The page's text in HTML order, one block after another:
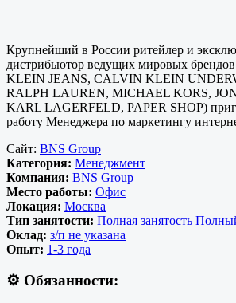
Крупнейший в России ритейлер и
дистрибьютор ведущих мировых
KLEIN JEANS, CALVIN KLEIN
RALPH LAUREN, MICHAEL KORS,
KARL LAGERFELD, PAPER SHOP)
работу Менеджера по маркетингу
Сайт: BNS Group
Категория: Менеджмент
Компания: BNS Group
Место работы: Офис
Локация: Москва
Тип занятости: Полная занятость
Оклад: з/п не указана
Опыт: 1-3 года
⚙️ Обязанности: